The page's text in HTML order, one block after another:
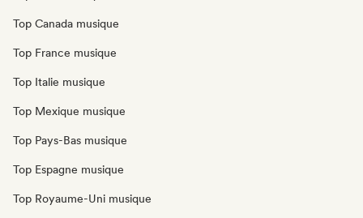
Top Canada musique
Top France musique
Top Italie musique
Top Mexique musique
Top Pays-Bas musique
Top Espagne musique
Top Royaume-Uni musique